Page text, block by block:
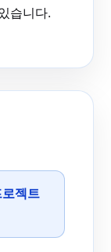
습니다.
로젝트